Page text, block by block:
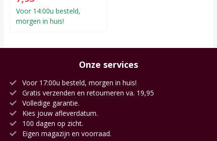
Voor 14:00u besteld,
morgen in huis!
Onze services
Voor 17:00u besteld, morgen in huis!
Gratis verzenden en retourneren va. 19,95
Volledige garantie.
Kies jouw afleverdatum.
100 dagen op zicht.
Eigen magazijn en voorraad.